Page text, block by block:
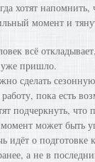
хотят напомнить,
момент и
всё
уже пришло.
сделать
пока есть
подчеркнуть, что
может быть
идёт о
а не в